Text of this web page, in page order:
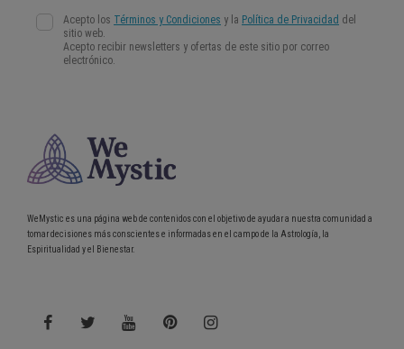
WeMystic es una página web de contenidos con el objetivo de ayudar a nuestra comunidad a
tomar decisiones más conscientes e informadas en el campo de la Astrología, la
Espiritualidad y el Bienestar.